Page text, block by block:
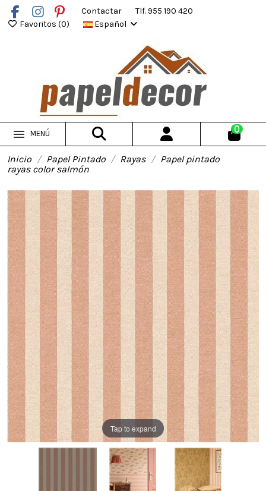
Contactar
Tlf. 955 190 420
Favoritos (0) Español
MENÚ 0
Inicio Papel Pintado Rayas
Papel pintado
rayas color salmón
Tap to expand